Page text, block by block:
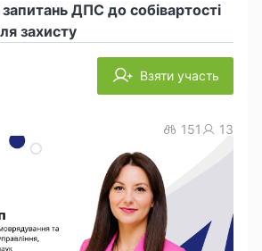
запитань ДПС до собівартості
захисту
Взяти участь
151 13